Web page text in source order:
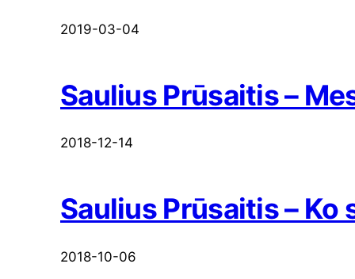
2019-03-04
Saulius Prūsaitis –
2018-12-14
Saulius Prūsaitis – Ko
2018-10-06